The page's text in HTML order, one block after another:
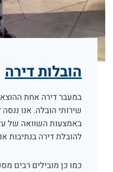
הובלות דירה
במעבר דירה אחת
שירותי הובלה. אנו
להובלת דירה בנתיבות
כמו כן מובילים רבים